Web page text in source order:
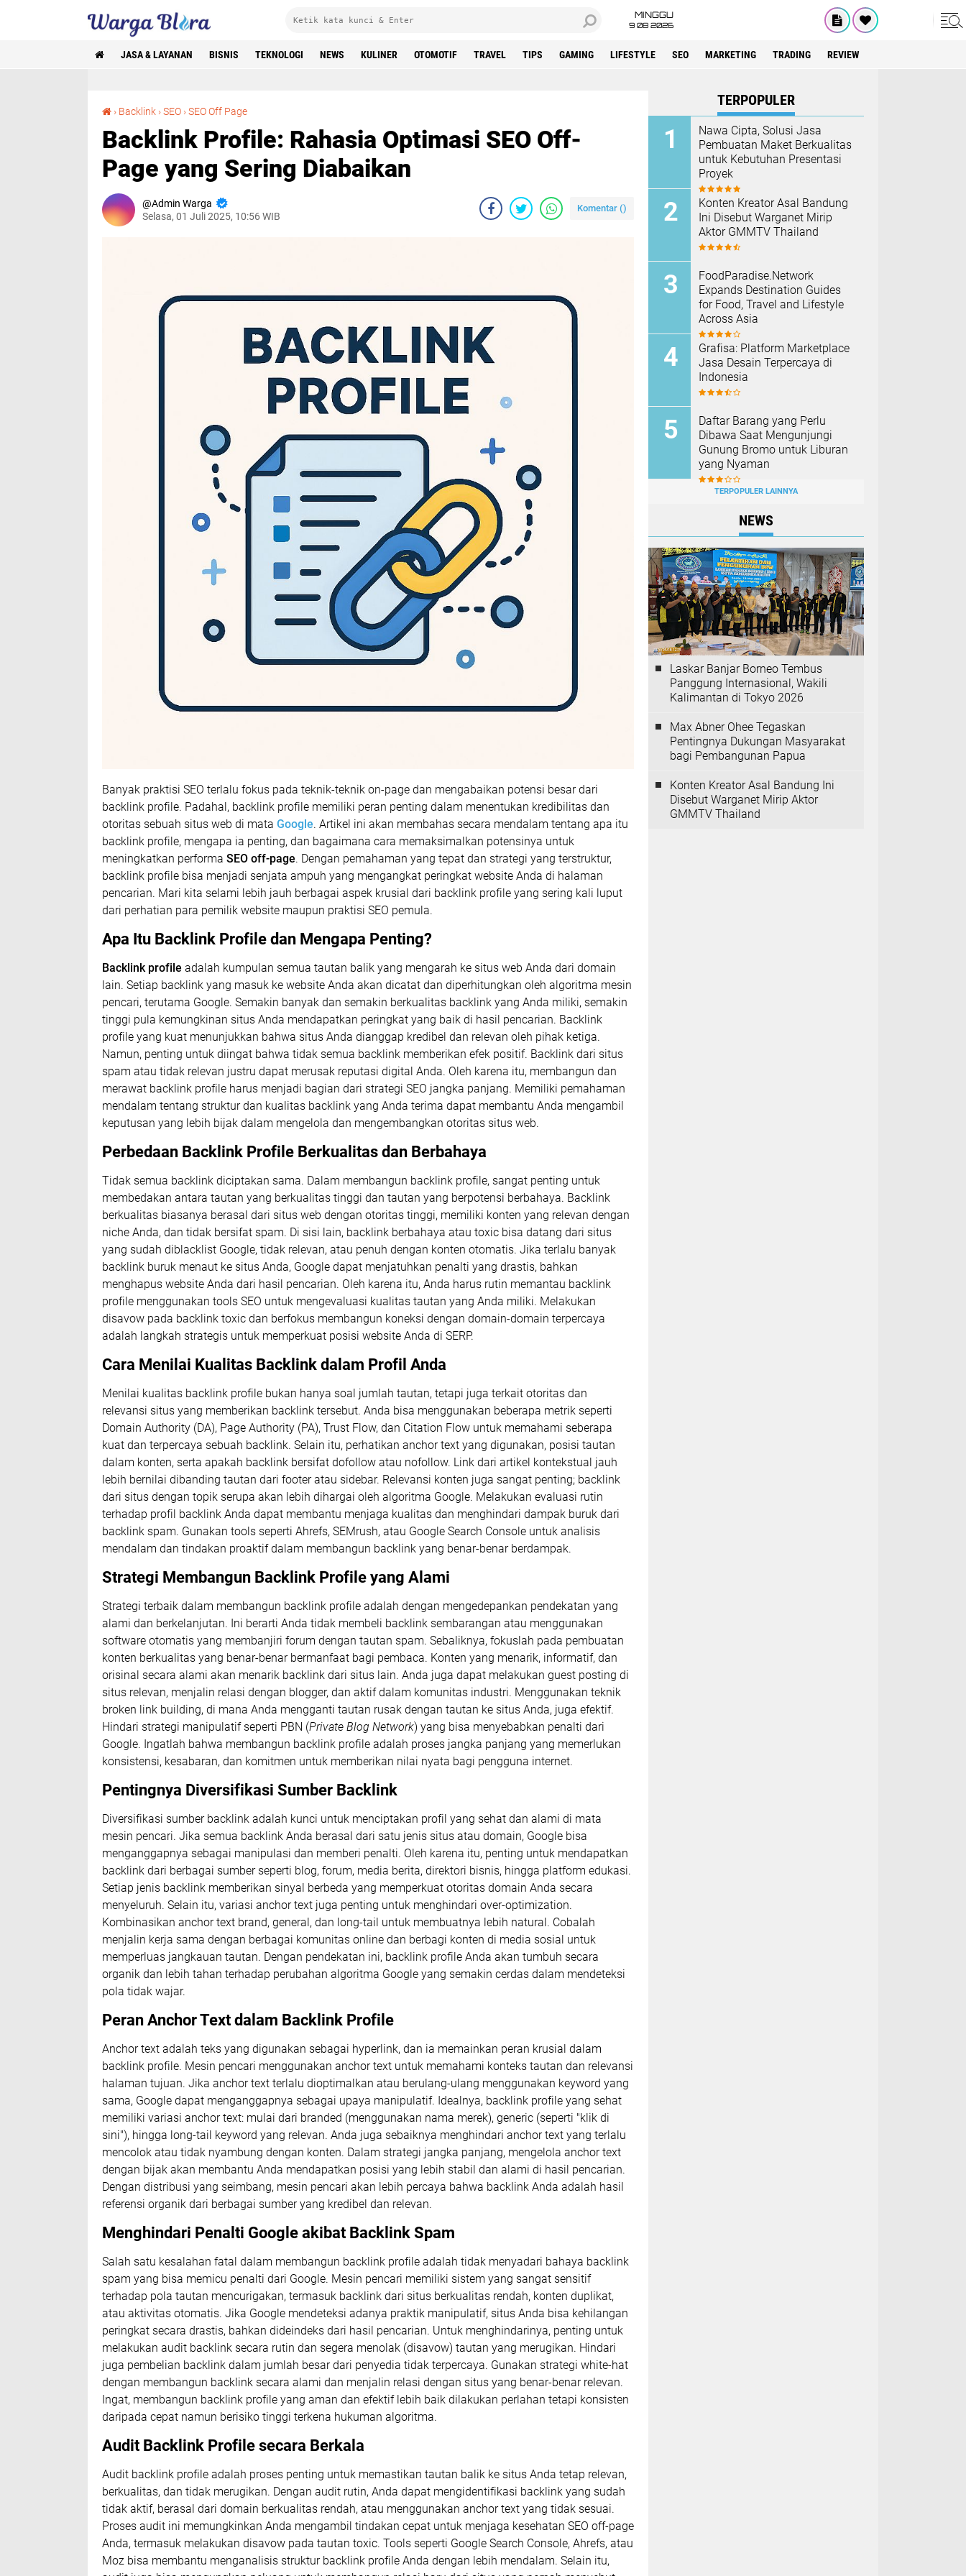
MINGGU
9 08 2026
JASA & LAYANAN BISNIS TEKNOLOGI NEWS KULINER OTOMOTIF TRAVEL TIPS GAMING LIFESTYLE SEO MARKETING TRADING REVIEW
› Backlink ›SEO ›SEO Off Page
Backlink Profile: Rahasia Optimasi SEO Off-
Page yang Sering Diabaikan
Admin Warga
Selasa, 01 Juli 2025, 10:56 WIB
Komentar ()
Banyak praktisi SEO terlalu fokus pada teknik-teknik on-page dan mengabaikan potensi besar dari
backlink profile. Padahal, backlink profile memiliki peran penting dalam menentukan kredibilitas dan
otoritas sebuah situs web di mata Google. Artikel ini akan membahas secara mendalam tentang apa itu
backlink profile, mengapa ia penting, dan bagaimana cara memaksimalkan potensinya untuk
meningkatkan performa SEO off-page. Dengan pemahaman yang tepat dan strategi yang terstruktur,
backlink profile bisa menjadi senjata ampuh yang mengangkat peringkat website Anda di halaman
pencarian. Mari kita selami lebih jauh berbagai aspek krusial dari backlink profile yang sering kali luput
dari perhatian para pemilik website maupun praktisi SEO pemula.
Apa Itu Backlink Profile dan Mengapa Penting?
Backlink profile adalah kumpulan semua tautan balik yang mengarah ke situs web Anda dari domain
lain. Setiap backlink yang masuk ke website Anda akan dicatat dan diperhitungkan oleh algoritma mesin
pencari, terutama Google. Semakin banyak dan semakin berkualitas backlink yang Anda miliki, semakin
tinggi pula kemungkinan situs Anda mendapatkan peringkat yang baik di hasil pencarian. Backlink
profile yang kuat menunjukkan bahwa situs Anda dianggap kredibel dan relevan oleh pihak ketiga.
Namun, penting untuk diingat bahwa tidak semua backlink memberikan efek positif. Backlink dari situs
spam atau tidak relevan justru dapat merusak reputasi digital Anda. Oleh karena itu, membangun dan
merawat backlink profile harus menjadi bagian dari strategi SEO jangka panjang. Memiliki pemahaman
mendalam tentang struktur dan kualitas backlink yang Anda terima dapat membantu Anda mengambil
keputusan yang lebih bijak dalam mengelola dan mengembangkan otoritas situs web.
Perbedaan Backlink Profile Berkualitas dan Berbahaya
Tidak semua backlink diciptakan sama. Dalam membangun backlink profile, sangat penting untuk
membedakan antara tautan yang berkualitas tinggi dan tautan yang berpotensi berbahaya. Backlink
berkualitas biasanya berasal dari situs web dengan otoritas tinggi, memiliki konten yang relevan dengan
niche Anda, dan tidak bersifat spam. Di sisi lain, backlink berbahaya atau toxic bisa datang dari situs
yang sudah diblacklist Google, tidak relevan, atau penuh dengan konten otomatis. Jika terlalu banyak
backlink buruk menaut ke situs Anda, Google dapat menjatuhkan penalti yang drastis, bahkan
menghapus website Anda dari hasil pencarian. Oleh karena itu, Anda harus rutin memantau backlink
profile menggunakan tools SEO untuk mengevaluasi kualitas tautan yang Anda miliki. Melakukan
disavow pada backlink toxic dan berfokus membangun koneksi dengan domain-domain terpercaya
adalah langkah strategis untuk memperkuat posisi website Anda di SERP.
Cara Menilai Kualitas Backlink dalam Profil Anda
Menilai kualitas backlink profile bukan hanya soal jumlah tautan, tetapi juga terkait otoritas dan
relevansi situs yang memberikan backlink tersebut. Anda bisa menggunakan beberapa metrik seperti
Domain Authority (DA), Page Authority (PA), Trust Flow, dan Citation Flow untuk memahami seberapa
kuat dan terpercaya sebuah backlink. Selain itu, perhatikan anchor text yang digunakan, posisi tautan
dalam konten, serta apakah backlink bersifat dofollow atau nofollow. Link dari artikel kontekstual jauh
lebih bernilai dibanding tautan dari footer atau sidebar. Relevansi konten juga sangat penting; backlink
dari situs dengan topik serupa akan lebih dihargai oleh algoritma Google. Melakukan evaluasi rutin
terhadap profil backlink Anda dapat membantu menjaga kualitas dan menghindari dampak buruk dari
backlink spam. Gunakan tools seperti Ahrefs, SEMrush, atau Google Search Console untuk analisis
mendalam dan tindakan proaktif dalam membangun backlink yang benar-benar berdampak.
Strategi Membangun Backlink Profile yang Alami
Strategi terbaik dalam membangun backlink profile adalah dengan mengedepankan pendekatan yang
alami dan berkelanjutan. Ini berarti Anda tidak membeli backlink sembarangan atau menggunakan
software otomatis yang membanjiri forum dengan tautan spam. Sebaliknya, fokuslah pada pembuatan
konten berkualitas yang benar-benar bermanfaat bagi pembaca. Konten yang menarik, informatif, dan
orisinal secara alami akan menarik backlink dari situs lain. Anda juga dapat melakukan guest posting di
situs relevan, menjalin relasi dengan blogger, dan aktif dalam komunitas industri. Menggunakan teknik
broken link building, di mana Anda mengganti tautan rusak dengan tautan ke situs Anda, juga efektif.
Hindari strategi manipulatif seperti PBN (Private Blog Network) yang bisa menyebabkan penalti dari
Google. Ingatlah bahwa membangun backlink profile adalah proses jangka panjang yang memerlukan
konsistensi, kesabaran, dan komitmen untuk memberikan nilai nyata bagi pengguna internet.
Pentingnya Diversifikasi Sumber Backlink
Diversifikasi sumber backlink adalah kunci untuk menciptakan profil yang sehat dan alami di mata
mesin pencari. Jika semua backlink Anda berasal dari satu jenis situs atau domain, Google bisa
menganggapnya sebagai manipulasi dan memberi penalti. Oleh karena itu, penting untuk mendapatkan
backlink dari berbagai sumber seperti blog, forum, media berita, direktori bisnis, hingga platform edukasi.
Setiap jenis backlink memberikan sinyal berbeda yang memperkuat otoritas domain Anda secara
menyeluruh. Selain itu, variasi anchor text juga penting untuk menghindari over-optimization.
Kombinasikan anchor text brand, general, dan long-tail untuk membuatnya lebih natural. Cobalah
menjalin kerja sama dengan berbagai komunitas online dan berbagi konten di media sosial untuk
memperluas jangkauan tautan. Dengan pendekatan ini, backlink profile Anda akan tumbuh secara
organik dan lebih tahan terhadap perubahan algoritma Google yang semakin cerdas dalam mendeteksi
pola tidak wajar.
Peran Anchor Text dalam Backlink Profile
Anchor text adalah teks yang digunakan sebagai hyperlink, dan ia memainkan peran krusial dalam
backlink profile. Mesin pencari menggunakan anchor text untuk memahami konteks tautan dan relevansi
halaman tujuan. Jika anchor text terlalu dioptimalkan atau berulang-ulang menggunakan keyword yang
sama, Google dapat menganggapnya sebagai upaya manipulatif. Idealnya, backlink profile yang sehat
memiliki variasi anchor text: mulai dari branded (menggunakan nama merek), generic (seperti "klik di
sini"), hingga long-tail keyword yang relevan. Anda juga sebaiknya menghindari anchor text yang terlalu
mencolok atau tidak nyambung dengan konten. Dalam strategi jangka panjang, mengelola anchor text
dengan bijak akan membantu Anda mendapatkan posisi yang lebih stabil dan alami di hasil pencarian.
Dengan distribusi yang seimbang, mesin pencari akan lebih percaya bahwa backlink Anda adalah hasil
referensi organik dari berbagai sumber yang kredibel dan relevan.
Menghindari Penalti Google akibat Backlink Spam
Salah satu kesalahan fatal dalam membangun backlink profile adalah tidak menyadari bahaya backlink
spam yang bisa memicu penalti dari Google. Mesin pencari memiliki sistem yang sangat sensitif
terhadap pola tautan mencurigakan, termasuk backlink dari situs berkualitas rendah, konten duplikat,
atau aktivitas otomatis. Jika Google mendeteksi adanya praktik manipulatif, situs Anda bisa kehilangan
peringkat secara drastis, bahkan dideindeks dari hasil pencarian. Untuk menghindarinya, penting untuk
melakukan audit backlink secara rutin dan segera menolak (disavow) tautan yang merugikan. Hindari
juga pembelian backlink dalam jumlah besar dari penyedia tidak terpercaya. Gunakan strategi white-hat
dengan membangun backlink secara alami dan menjalin relasi dengan situs yang benar-benar relevan.
Ingat, membangun backlink profile yang aman dan efektif lebih baik dilakukan perlahan tetapi konsisten
daripada cepat namun berisiko tinggi terkena hukuman algoritma.
Audit Backlink Profile secara Berkala
Audit backlink profile adalah proses penting untuk memastikan tautan balik ke situs Anda tetap relevan,
berkualitas, dan tidak merugikan. Dengan audit rutin, Anda dapat mengidentifikasi backlink yang sudah
tidak aktif, berasal dari domain berkualitas rendah, atau menggunakan anchor text yang tidak sesuai.
Proses audit ini memungkinkan Anda mengambil tindakan cepat untuk menjaga kesehatan SEO off-page
Anda, termasuk melakukan disavow pada tautan toxic. Tools seperti Google Search Console, Ahrefs, atau
Moz bisa membantu menganalisis struktur backlink profile Anda dengan lebih mendalam. Selain itu,
TERPOPULER
Nawa Cipta, Solusi Jasa
Pembuatan Maket Berkualitas
untuk Kebutuhan Presentasi
Proyek
Konten Kreator Asal Bandung
Ini Disebut Warganet Mirip
Aktor GMMTV Thailand
FoodParadise.Network
Expands Destination Guides
for Food, Travel and Lifestyle
Across Asia
Grafisa: Platform Marketplace
Jasa Desain Terpercaya di
Indonesia
Daftar Barang yang Perlu
Dibawa Saat Mengunjungi
Gunung Bromo untuk Liburan
yang Nyaman
TERPOPULER LAINNYA
NEWS
Laskar Banjar Borneo Tembus
Panggung Internasional, Wakili
Kalimantan di Tokyo 2026
Max Abner Ohee Tegaskan
Pentingnya Dukungan Masyarakat
bagi Pembangunan Papua
Konten Kreator Asal Bandung Ini
Disebut Warganet Mirip Aktor
GMMTV Thailand